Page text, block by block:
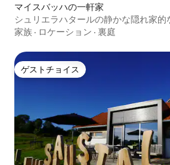
マイスバッハの一軒家
シュリエラハタールの静かな隠れ家的
家族 · ロケーション · 裏庭
ゲストチョイス
ゲストチョイス